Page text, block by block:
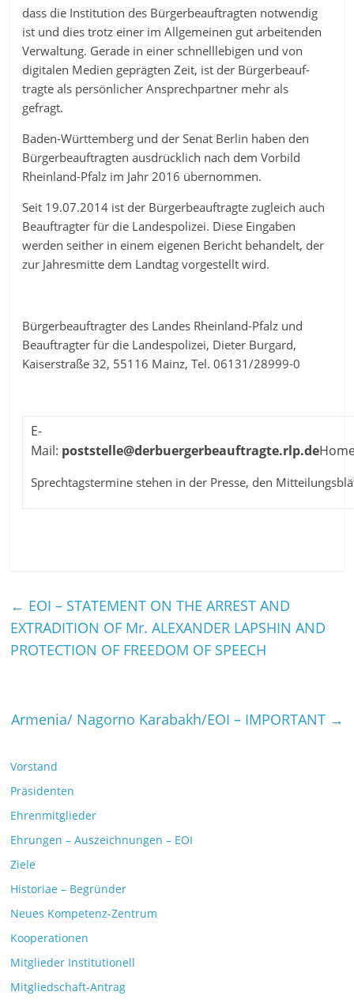
dass die Institution des Bürgerbeauftragten notwendig
ist und dies trotz einer im Allgemeinen gut arbeitenden
Verwaltung. Gerade in einer schnelllebigen und von
digitalen Medien geprägten Zeit, ist der Bürgerbeauf-
tragte als persönlicher Ansprechpartner mehr als
gefragt.
Baden-Württemberg und der Senat Berlin haben den
Bürgerbeauftragten ausdrücklich nach dem Vorbild
Rheinland-Pfalz im Jahr 2016 übernommen.
Seit 19.07.2014 ist der Bürgerbeauftragte zugleich auch
Beauftragter für die Landespolizei. Diese Eingaben
werden seither in einem eigenen Bericht behandelt, der
zur Jahresmitte dem Landtag vorgestellt wird.
Bürgerbeauftragter des Landes Rheinland-Pfalz und
Beauftragter für die Landespolizei, Dieter Burgard,
Kaiserstraße 32, 55116 Mainz, Tel. 06131/28999-0
E-
Mail: poststelle@derbuergerbeauftragte.rlp.de
Sprechtagstermine stehen in der Presse, den
← EOI – STATEMENT ON THE ARREST AND
EXTRADITION OF Mr. ALEXANDER LAPSHIN AND
PROTECTION OF FREEDOM OF SPEECH
Armenia/ Nagorno Karabakh/EOI – IMPORTANT →
Vorstand
Präsidenten
Ehrenmitglieder
Ehrungen – Auszeichnungen – EOI
Ziele
Historiae – Begründer
Neues Kompetenz-Zentrum
Kooperationen
Mitglieder Institutionell
Mitgliedschaft-Antrag